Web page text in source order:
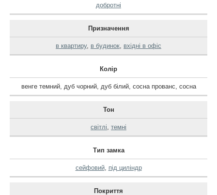
добротні
Призначення
в квартиру, в будинок, вхідні в офіс
Колір
венге темний, дуб чорний, дуб білий, сосна прованс, сосна
Тон
світлі, темні
Тип замка
сейфовий, під циліндр
Покриття